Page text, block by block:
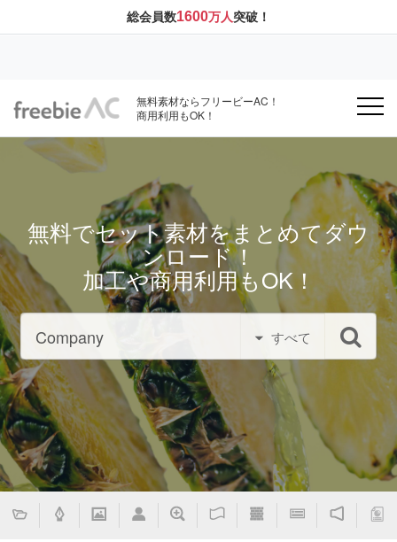
総会員数1600万人突破！
無料素材ならフリービーAC！
商用利用もOK！
無料でセット素材をまとめてダウ
ンロード！
加工や商用利用もOK！
すべて